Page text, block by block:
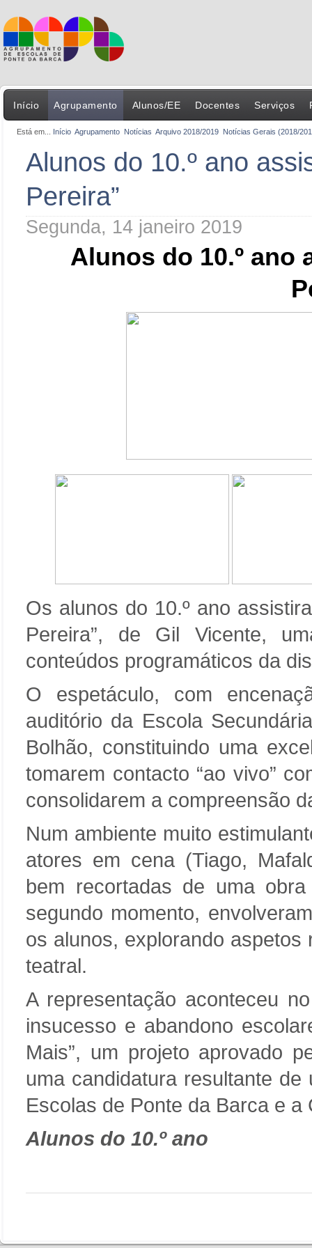
Início Agrupamento Alunos/EE Docentes Serviços
Está em... Início Agrupamento Notícias Arquivo 2018/2019 Notícias Gerais (2018/
Alunos do 10.º ano
Pereira”
Segunda, 14 janeiro 2019
Alunos do 10.º ano
Os alunos do 10.º ano
Pereira”, de Gil Vicente,
conteúdos programáticos da
O espetáculo, com
auditório da Escola
Bolhão, constituindo uma
tomarem contacto “ao vivo”
consolidarem a compreensão
Num ambiente muito
atores em cena (Tiago,
bem recortadas de uma
segundo momento,
os alunos, explorando
teatral.
A representação aconteceu
insucesso e abandono
Mais”, um projeto aprovado
uma candidatura resultante
Escolas de Ponte da Barca e a
Alunos do 10.º ano